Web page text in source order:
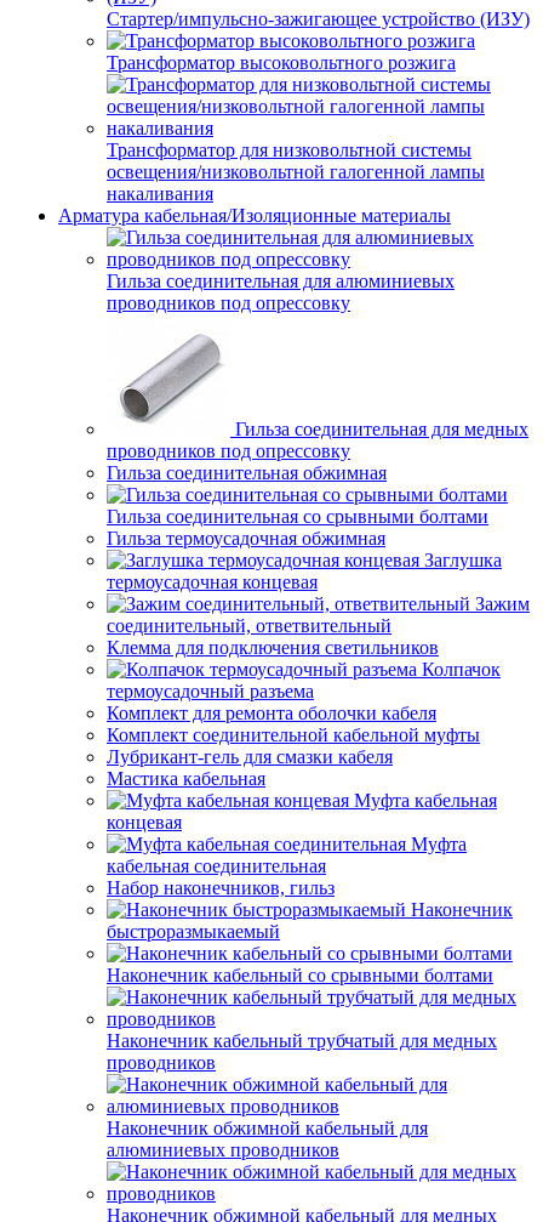
Стартер/импульсно-зажигающее устройство (ИЗУ)
Трансформатор высоковольтного розжига
Трансформатор для низковольтной системы
освещения/низковольтной галогенной лампы
накаливания
Арматура кабельная/Изоляционные материалы
Гильза соединительная для алюминиевых
проводников под опрессовку
Гильза соединительная для медных
проводников под опрессовку
Гильза соединительная обжимная
Гильза соединительная со срывными болтами
Гильза термоусадочная обжимная
Заглушка
термоусадочная концевая
Зажим
соединительный, ответвительный
Клемма для подключения светильников
Колпачок
термоусадочный разъема
Комплект для ремонта оболочки кабеля
Комплект соединительной кабельной муфты
Лубрикант-гель для смазки кабеля
Мастика кабельная
Муфта кабельная
концевая
Муфта
кабельная соединительная
Набор наконечников, гильз
Наконечник
быстроразмыкаемый
Наконечник кабельный со срывными болтами
Наконечник кабельный трубчатый для медных
проводников
Наконечник обжимной кабельный для
алюминиевых проводников
Наконечник обжимной кабельный для медных